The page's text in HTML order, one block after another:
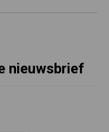
nieuwsbrief